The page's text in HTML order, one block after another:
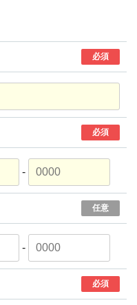
必須
必須
-
任意
-
必須